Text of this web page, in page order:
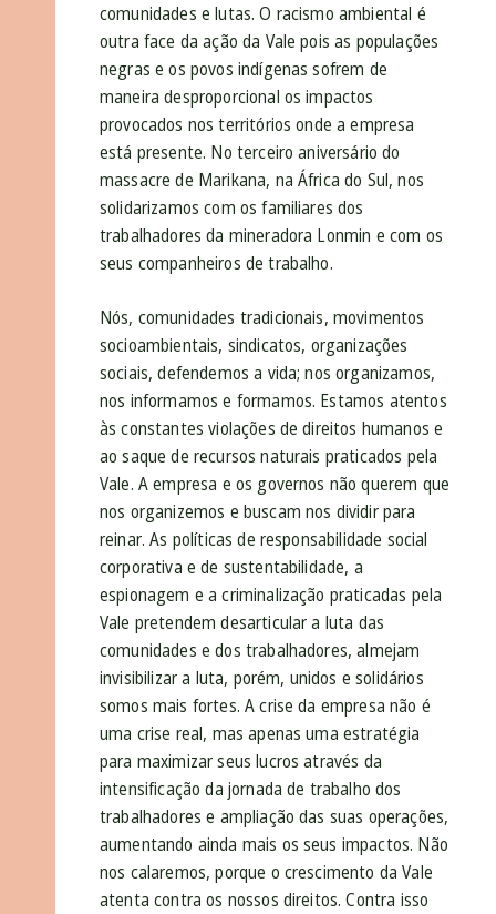
comunidades e lutas. O racismo ambiental é
outra face da ação da Vale pois as populações
negras e os povos indígenas sofrem de
maneira desproporcional os impactos
provocados nos territórios onde a empresa
está presente. No terceiro aniversário do
massacre de Marikana, na África do Sul, nos
solidarizamos com os familiares dos
trabalhadores da mineradora Lonmin e com os
seus companheiros de trabalho.
Nós, comunidades tradicionais, movimentos
socioambientais, sindicatos, organizações
sociais, defendemos a vida; nos organizamos,
nos informamos e formamos. Estamos atentos
às constantes violações de direitos humanos e
ao saque de recursos naturais praticados pela
Vale. A empresa e os governos não querem que
nos organizemos e buscam nos dividir para
reinar. As políticas de responsabilidade social
corporativa e de sustentabilidade, a
espionagem e a criminalização praticadas pela
Vale pretendem desarticular a luta das
comunidades e dos trabalhadores, almejam
invisibilizar a luta, porém, unidos e solidários
somos mais fortes. A crise da empresa não é
uma crise real, mas apenas uma estratégia
para maximizar seus lucros através da
intensificação da jornada de trabalho dos
trabalhadores e ampliação das suas operações,
aumentando ainda mais os seus impactos. Não
nos calaremos, porque o crescimento da Vale
atenta contra os nossos direitos. Contra isso